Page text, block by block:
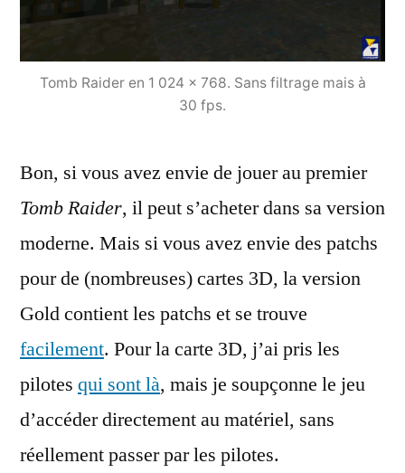
Tomb Raider en 1 024 x 768. Sans filtrage mais à
30 fps.
Bon, si vous avez envie de jouer au premier
Tomb Raider, il peut s’acheter dans sa version
moderne. Mais si vous avez envie des patchs
pour de (nombreuses) cartes 3D, la version
Gold contient les patchs et se trouve
facilement. Pour la carte 3D, j’ai pris les
pilotes qui sont là, mais je soupçonne le jeu
d’accéder directement au matériel, sans
réellement passer par les pilotes.